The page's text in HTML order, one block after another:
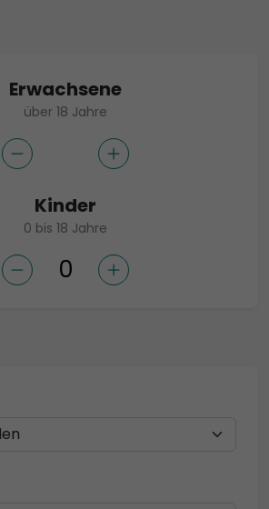
Erwachsene
über 18 Jahre
Kinder
0 bis 18 Jahre